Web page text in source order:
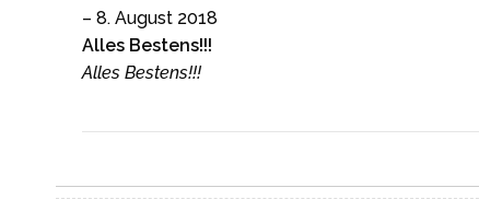
mit5von
– 8. August 2018
Alles Bestens!!!
Alles Bestens!!!